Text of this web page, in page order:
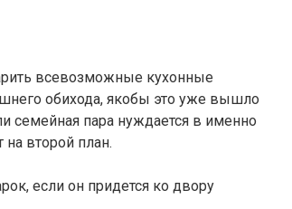
всевозможные кухонные
обихода, якобы это уже вышло
семейная пара нуждается в именно
второй план.
если он придется ко двору